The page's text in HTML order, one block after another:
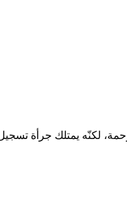
لكنّه يمتلك جرأة